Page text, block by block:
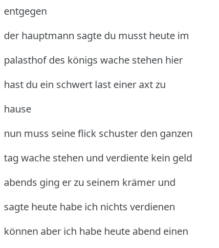
entgegen
der hauptmann sagte du musst heute im
palasthof des königs wache stehen hier
hast du ein schwert last einer axt zu
hause
nun muss seine flick schuster den ganzen
tag wache stehen und verdiente kein geld
abends ging er zu seinem krämer und
sagte heute habe ich nichts verdienen
können aber ich habe heute abend einen